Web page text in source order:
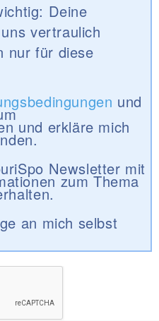
Deine
vertraulich
nur für diese
und
und erkläre mich
Newsletter mit
zum Thema
an mich selbst